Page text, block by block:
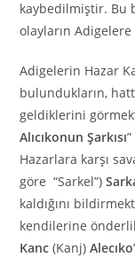
kaybedilmiştir. Bu
olayların
Adigelerin Hazar
bulundukların,
geldiklerini
Alıcıkonun Şarkısı”
Hazarlara karşı
göre “Sarkel”)
kaldığını
kendilerine
Kanc (Kanj)Alecıko